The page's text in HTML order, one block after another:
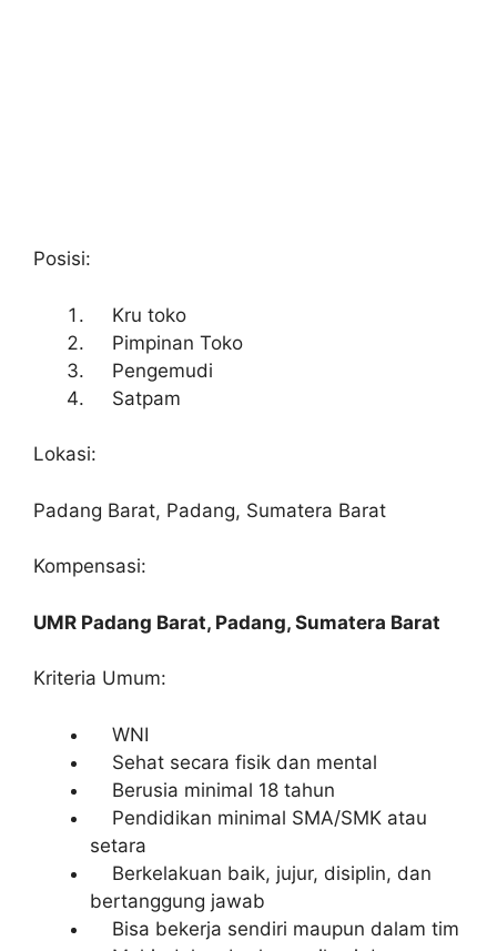
Posisi:
Kru toko
Pimpinan Toko
Pengemudi
Satpam
Lokasi:
Padang Barat, Padang, Sumatera Barat
Kompensasi:
UMR Padang Barat, Padang, Sumatera Barat
Kriteria Umum:
WNI
Sehat secara fisik dan mental
Berusia minimal 18 tahun
Pendidikan minimal SMA/SMK atau
setara
Berkelakuan baik, jujur, disiplin, dan
bertanggung jawab
Bisa bekerja sendiri maupun dalam tim